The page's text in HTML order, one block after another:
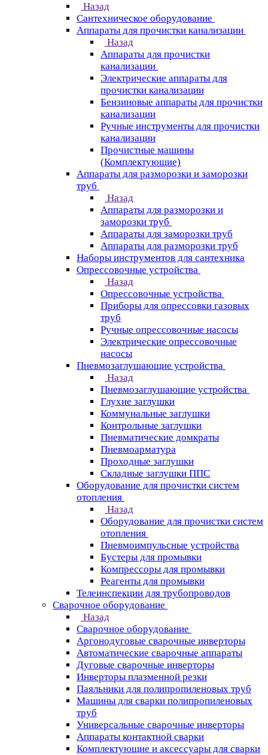
Назад
Сантехническое оборудование
Аппараты для прочистки канализации
Назад
Аппараты для прочистки
канализации
Электрические аппараты для
прочистки канализации
Бензиновые аппараты для прочистки
канализации
Ручные инструменты для прочистки
канализации
Прочистные машины
(Комплектующие)
Аппараты для разморозки и заморозки
труб
Назад
Аппараты для разморозки и
заморозки труб
Аппараты для заморозки труб
Аппараты для разморозки труб
Наборы инструментов для сантехника
Опрессовочные устройства
Назад
Опрессовочные устройства
Приборы для опрессовки газовых
труб
Ручные опрессовочные насосы
Электрические опрессовочные
насосы
Пневмозаглушающие устройства
Назад
Пневмозаглушающие устройства
Глухие заглушки
Коммунальные заглушки
Контрольные заглушки
Пневматические домкраты
Пневмоарматура
Проходные заглушки
Складные заглушки ППС
Оборудование для прочистки систем
отопления
Назад
Оборудование для прочистки систем
отопления
Пневмоимпульсные устройства
Бустеры для промывки
Компрессоры для промывки
Реагенты для промывки
Телеинспекции для трубопроводов
Сварочное оборудование
Назад
Сварочное оборудование
Аргонодуговые сварочные инверторы
Автоматические сварочные аппараты
Дуговые сварочные инверторы
Инверторы плазменной резки
Паяльники для полипропиленовых труб
Машины для сварки полипропиленовых
труб
Универсальные сварочные инверторы
Аппараты контактной сварки
Комплектующие и аксессуары для сварки